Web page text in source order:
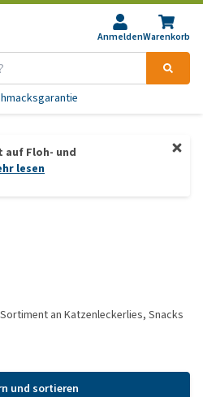
AnmeldenWarenkorb
auf Floh- und
lesen
an Katzenleckerlies, Snacks
und sortieren